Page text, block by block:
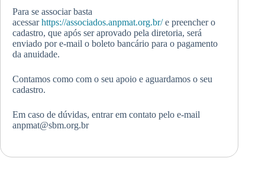
Para se associar basta
acessarhttps://associados.anpmat.org.br/e preencher o
cadastro, que após ser aprovado pela diretoria, será
enviado por e-mail o boleto bancário para o pagamento
da anuidade.
Contamos como com o seu apoio e aguardamos o seu
cadastro.
Em caso de dúvidas, entrar em contato pelo e-mail
anpmat@sbm.org.br